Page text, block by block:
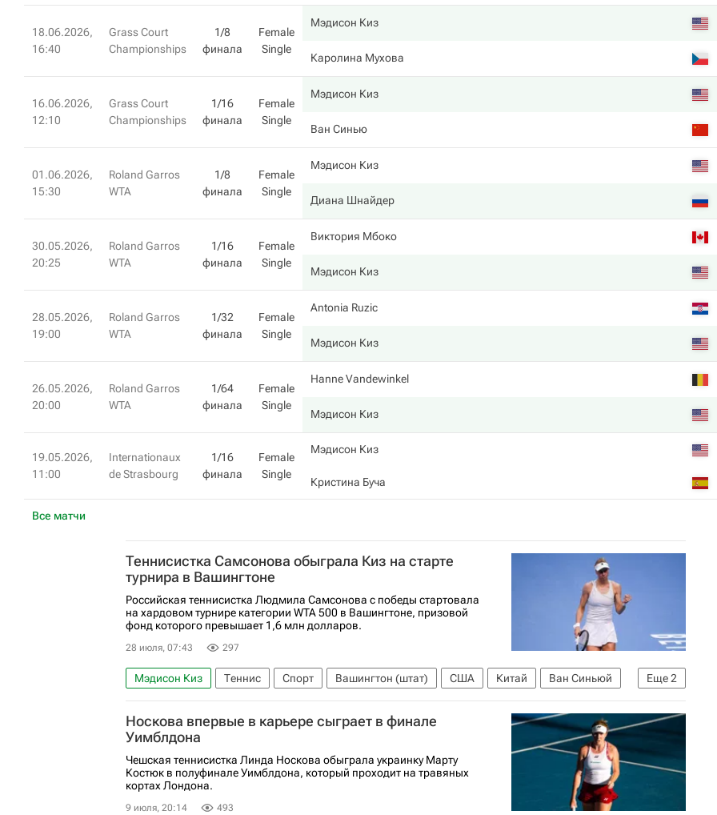
Все матчи
18.06.2026,
16:40
Grass Court
Championships
1/8
финала
Female
Single
Мэдисон Киз
Каролина Мухова
16.06.2026,
12:10
Grass Court
Championships
1/16
финала
Female
Single
Мэдисон Киз
Ван Синью
01.06.2026,
15:30
Roland Garros
WTA
1/8
финала
Female
Single
Мэдисон Киз
Диана Шнайдер
30.05.2026,
20:25
Roland Garros
WTA
1/16
финала
Female
Single
Виктория Мбоко
Мэдисон Киз
28.05.2026,
19:00
Roland Garros
WTA
1/32
финала
Female
Single
Antonia Ruzic
Мэдисон Киз
26.05.2026,
20:00
Roland Garros
WTA
1/64
финала
Female
Single
Hanne Vandewinkel
Мэдисон Киз
19.05.2026,
11:00
Internationaux
de Strasbourg
1/16
финала
Female
Single
Мэдисон Киз
Кристина Буча
Теннисистка Самсонова обыграла Киз на старте
турнира в Вашингтоне
Российская теннисистка Людмила Самсонова с победы стартовала
на хардовом турнире категории WTA 500 в Вашингтоне, призовой
фонд которого превышает 1,6 млн долларов.
28 июля, 07:43 297
Еще2
Мэдисон Киз Теннис Спорт Вашингтон (штат) США Китай
Ван Синьюй
Женская теннисная ассоциация (WTA)
Людмила Самсонова
Носкова впервые в карьере сыграет в финале
Уимблдона
Чешская теннисистка Линда Носкова обыграла украинку Марту
Костюк в полуфинале Уимблдона, который проходит на травяных
кортах Лондона.
9 июля, 20:14 493